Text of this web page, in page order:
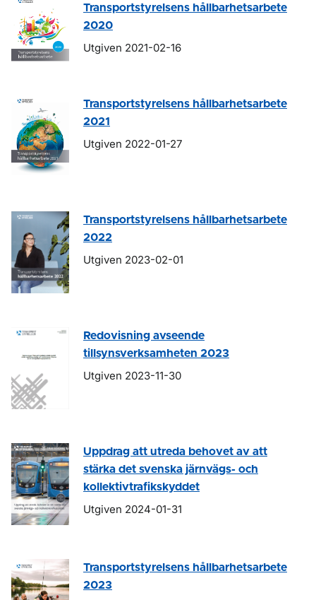
Transportstyrelsens hållbarhetsarbete
2020
Utgiven 2021-02-16
Transportstyrelsens hållbarhetsarbete
2021
Utgiven 2022-01-27
Transportstyrelsens hållbarhetsarbete
2022
Utgiven 2023-02-01
Redovisning avseende
tillsynsverksamheten 2023
Utgiven 2023-11-30
Uppdrag att utreda behovet av att
stärka det svenska järnvägs- och
kollektivtrafikskyddet
Utgiven 2024-01-31
Transportstyrelsens hållbarhetsarbete
2023